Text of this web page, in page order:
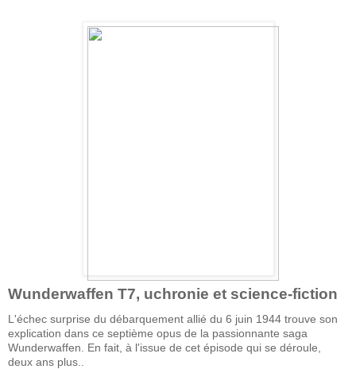
Wunderwaffen T7, uchronie et science-fiction
L'échec surprise du débarquement allié du 6 juin 1944 trouve son
explication dans ce septième opus de la passionnante saga
Wunderwaffen. En fait, à l'issue de cet épisode qui se déroule,
deux ans plus..